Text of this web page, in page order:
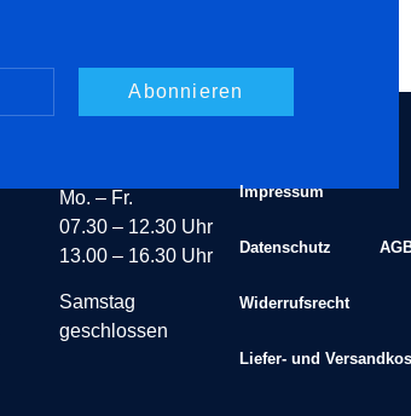
Abonnieren
Mo. – Fr.
07.30 – 12.30 Uhr
13.00 – 16.30 Uhr
Samstag
geschlossen
Impressum
Datenschutz
Widerrufsrecht
Liefer- und